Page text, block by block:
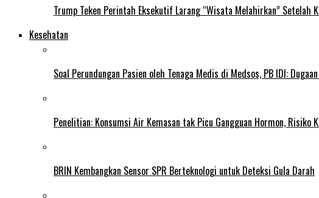
Trump Teken Perintah Eksekutif Larang “Wisata Melahirkan” Setelah
Kesehatan
Soal Perundungan Pasien oleh Tenaga Medis di Medsos, PB IDI:
Penelitian: Konsumsi Air Kemasan tak Picu Gangguan Hormon, Risiko
BRIN Kembangkan Sensor SPR Berteknologi untuk Deteksi Gula Darah